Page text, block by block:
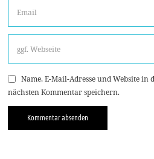
Name, E-Mail-Adresse und Website in
nächsten Kommentar speichern.